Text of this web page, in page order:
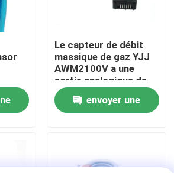
de gaz
Le capteur de débit
massique de gaz YJJ
AWM2100V a une
sortie analogique de
±200 Sccm et est
utilisé pour le contrôle
CVC.
envoyer une